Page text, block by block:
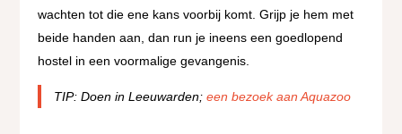
wachten tot die ene kans voorbij komt. Grijp je hem met
beide handen aan, dan run je ineens een goedlopend
hostel in een voormalige gevangenis.
TIP: Doen in Leeuwarden; een bezoek aan Aquazoo